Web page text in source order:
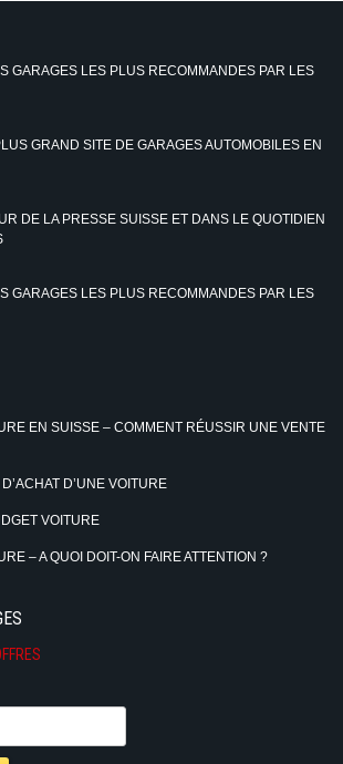
GARAGES LES PLUS RECOMMANDES PAR LES
GRAND SITE DE GARAGES AUTOMOBILES EN
DE LA PRESSE SUISSE ET DANS LE QUOTIDIEN
GARAGES LES PLUS RECOMMANDES PAR LES
EN SUISSE – COMMENT RÉUSSIR UNE VENTE
D’UNE VOITURE
VOITURE
– A QUOI DOIT-ON FAIRE ATTENTION ?